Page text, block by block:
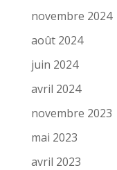
novembre 2024
août 2024
juin 2024
avril 2024
novembre 2023
mai 2023
avril 2023